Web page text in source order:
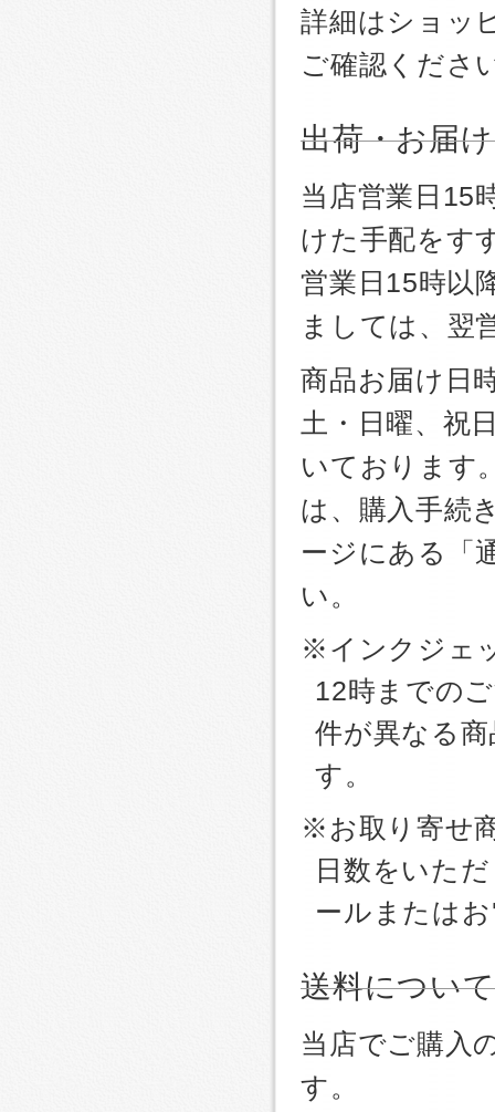
詳細はショッ
ご確認くださ
出荷・お届
当店営業日15
けた手配をす
営業日15時以
ましては、翌
商品お届け日
土・日曜、祝
いております
は、購入手続
ージにある「
い。
※インクジェ
12時までの
件が異なる
す。
※お取り寄せ
日数をいた
ールまたは
送料について
当店でご購入
す。